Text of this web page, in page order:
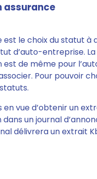
assurance
le choix du statut à
d’auto-entreprise. La
de même pour
Pour pouvoir
vue d’obtenir un
un journal
délivrera un extrait